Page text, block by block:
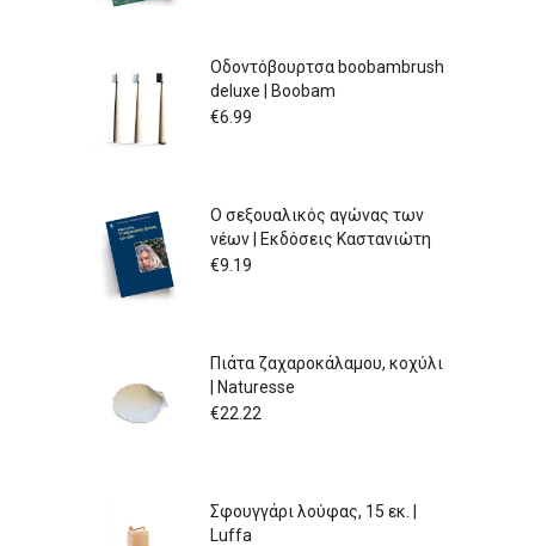
Οδοντόβουρτσα boobambrush
deluxe | Boobam
€6.99
Ο σεξουαλικός αγώνας των
νέων | Εκδόσεις Καστανιώτη
€9.19
Πιάτα ζαχαροκάλαμου, κοχύλι
| Naturesse
€22.22
Σφουγγάρι λούφας, 15 εκ. |
Luffa